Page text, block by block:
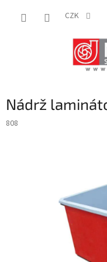
CZK
Nádrž
808